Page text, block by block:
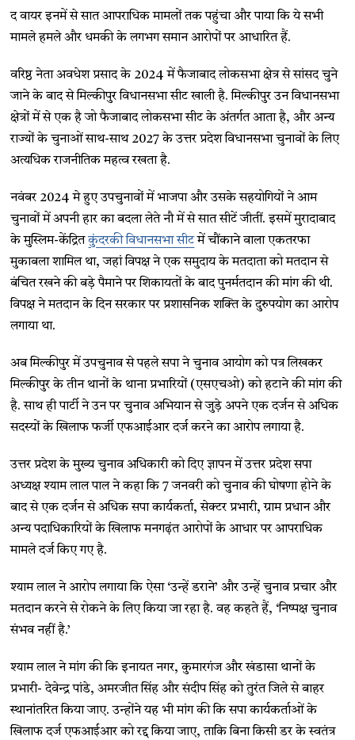
द वायर इनमें से सात आपराधिक मामलों तक पहुंचा और पाया कि ये सभी
मामले हमले और धमकी के लगभग समान आरोपों पर आधारित हैं.
वरिष्ठ नेता अवधेश प्रसाद के 2024 में फैजाबाद लोकसभा क्षेत्र से सांसद चुने
जाने के बाद से मिल्कीपुर विधानसभा सीट खाली है. मिल्कीपुर उन विधानसभा
क्षेत्रों में से एक है जो फैजाबाद लोकसभा सीट के अंतर्गत आता है, और अन्य
राज्यों के चुनाओं साथ-साथ 2027 के उत्तर प्रदेश विधानसभा चुनावों के लिए
अत्यधिक राजनीतिक महत्व रखता है.
नवंबर 2024 मे हुए उपचुनावों में भाजपा और उसके सहयोगियों ने आम
चुनावों में अपनी हार का बदला लेते नौ में से सात सीटें जीतीं. इसमें मुरादाबाद
के मुस्लिम-केंद्रितकुंदरकी विधानसभा सीटमें चौंकाने वाला एकतरफा
मुकाबला शामिल था, जहां विपक्ष ने एक समुदाय के मतदाता को मतदान से
बंचित रखने की बड़े पैमाने पर शिकायतों के बाद पुनर्मतदान की मांग की थी.
विपक्ष ने मतदान के दिन सरकार पर प्रशासनिक शक्ति के दुरुपयोग का आरोप
लगाया था.
अब मिल्कीपुर में उपचुनाव से पहले सपा ने चुनाव आयोग को पत्र लिखकर
मिल्कीपुर के तीन थानों के थाना प्रभारियों (एसएचओ) को हटाने की मांग की
है. साथ ही पार्टी ने उन पर चुनाव अभियान से जुड़े अपने एक दर्जन से अधिक
सदस्यों के खिलाफ फर्जी एफआईआर दर्ज करने का आरोप लगाया है.
उत्तर प्रदेश के मुख्य चुनाव अधिकारी को दिए ज्ञापन में उत्तर प्रदेश सपा
अध्यक्ष श्याम लाल पाल ने कहा कि 7 जनवरी को चुनाव की घोषणा होने के
बाद से एक दर्जन से अधिक सपा कार्यकर्ता, सेक्टर प्रभारी, ग्राम प्रधान और
अन्य पदाधिकारियों के खिलाफ मनगढ़ंत आरोपों के आधार पर आपराधिक
मामले दर्ज किए गए है.
श्याम लाल ने आरोप लगाया कि ऐसा ‘उन्हें डराने’ और उन्हें चुनाव प्रचार और
मतदान करने से रोकने के लिए किया जा रहा है. वह कहते हैं, ‘निष्पक्ष चुनाव
संभव नहीं है.’
श्याम लाल ने मांग की कि इनायत नगर, कुमारगंज और खंडासा थानों के
प्रभारी- देवेन्द्र पांडे, अमरजीत सिंह और संदीप सिंह को तुरंत जिले से बाहर
स्थानांतरित किया जाए. उन्होंने यह भी मांग की कि सपा कार्यकर्ताओं के
खिलाफ दर्ज एफआईआर को रद्द किया जाए, ताकि बिना किसी डर के स्वतंत्र